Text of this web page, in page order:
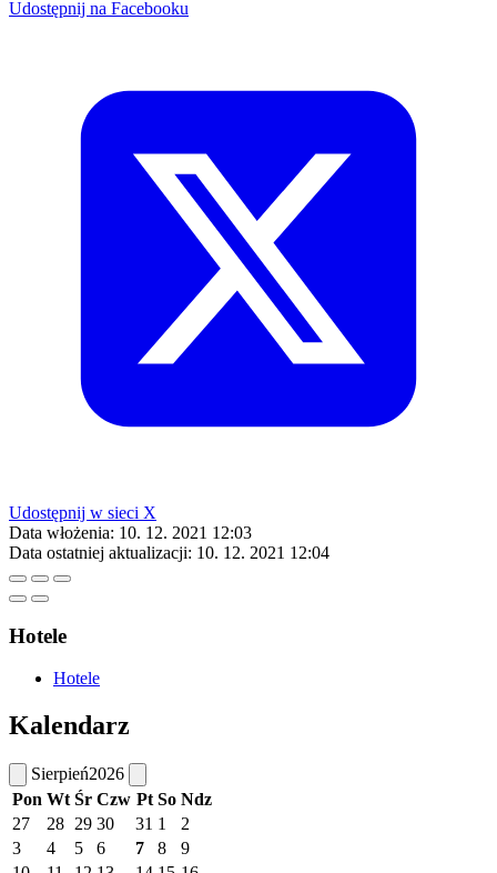
Udostępnij na Facebooku
Udostępnij w sieci X
Data włożenia: 10. 12. 2021 12:03
Data ostatniej aktualizacji: 10. 12. 2021 12:04
Hotele
Hotele
Kalendarz
Sierpień2026
Pon Wt Śr Czw Pt So Ndz
27
28 29 30 31 1
2
3
4 5 6 7 8
9